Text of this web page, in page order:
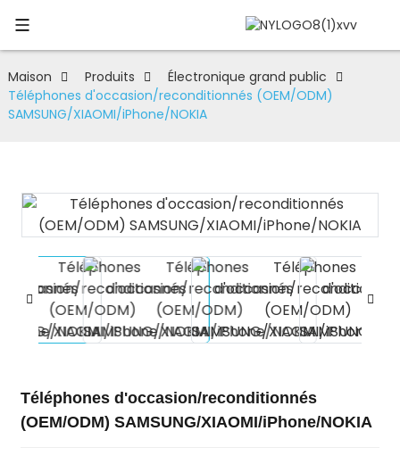
Maison Produits
Électronique grand public
Téléphones d'occasion/reconditionnés (OEM/ODM)
SAMSUNG/XIAOMI/iPhone/NOKIA
Téléphones d'occasion/reconditionnés
(OEM/ODM) SAMSUNG/XIAOMI/iPhone/NOKIA